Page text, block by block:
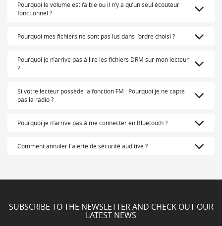
Pourquoi le volume est faible ou il n’y a qu’un seul écouteur
fonctionnel ?
Pourquoi mes fichiers ne sont pas lus dans l’ordre choisi ?
Pourquoi je n’arrive pas à lire les fichiers DRM sur mon lecteur
?
Si votre lecteur possède la fonction FM : Pourquoi je ne capte
pas la radio ?
Pourquoi je n’arrive pas à me connecter en Bluetooth ?
Comment annuler l'alerte de sécurité auditive ?
SUBSCRIBE TO THE NEWSLETTER AND CHECK OUT OUR
LATEST NEWS